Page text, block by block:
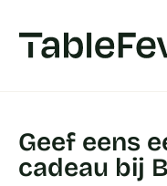
Geef eens
cadeau bij